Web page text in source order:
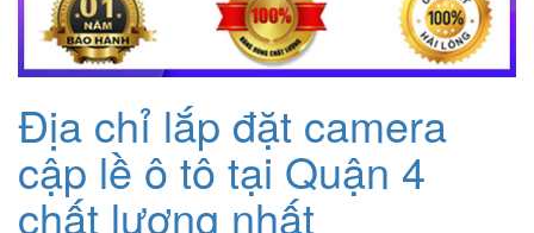
Địa chỉ lắp đặt camera
cập lề ô tô tại Quận 4
chất lượng nhất